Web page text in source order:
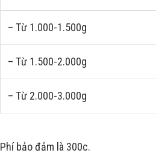
– Từ 1.000-1.500g
– Từ 1.500-2.000g
– Từ 2.000-3.000g
Phí bảo đảm là 300c.